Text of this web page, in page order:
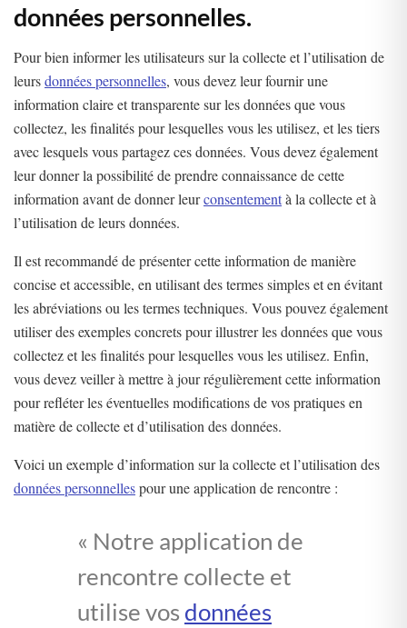
données personnelles.
Pour bien informer les utilisateurs sur la collecte et l’utilisation de
leursdonnées personnelles, vous devez leur fournir une
information claire et transparente sur les données que vous
collectez, les finalités pour lesquelles vous les utilisez, et les tiers
avec lesquels vous partagez ces données. Vous devez également
leur donner la possibilité de prendre connaissance de cette
information avant de donner leurconsentementà la collecte et à
l’utilisation de leurs données.
Il est recommandé de présenter cette information de manière
concise et accessible, en utilisant des termes simples et en évitant
les abréviations ou les termes techniques. Vous pouvez également
utiliser des exemples concrets pour illustrer les données que vous
collectez et les finalités pour lesquelles vous les utilisez. Enfin,
vous devez veiller à mettre à jour régulièrement cette information
pour refléter les éventuelles modifications de vos pratiques en
matière de collecte et d’utilisation des données.
Voici un exemple d’information sur la collecte et l’utilisation des
données personnellespour une application de rencontre :
« Notre application de
rencontre collecte et
utilise vos données